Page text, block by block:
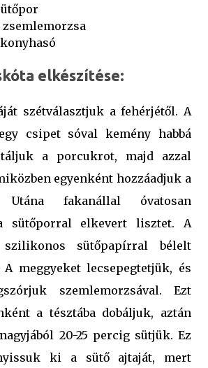
zsemlemorzsa
elkészítése:
szétválasztjuk a fehérjétől. A
csipet sóval kemény habbá
a porcukrot, majd azzal
egyenként hozzáadjuk a
Utána fakanállal óvatosan
sütőporral elkevert lisztet. A
szilikonos sütőpapírral bélelt
meggyeket lecsepegtetjük, és
szemlemorzsával. Ezt
a tésztába dobáljuk, aztán
20-25 percig sütjük. Ez
ki a sütő ajtaját, mert